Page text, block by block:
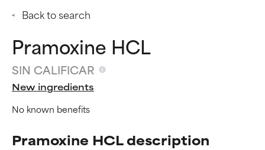
Back to search
Pramoxine HCL
SIN CALIFICAR
New ingredients
No known benefits
Pramoxine HCL description